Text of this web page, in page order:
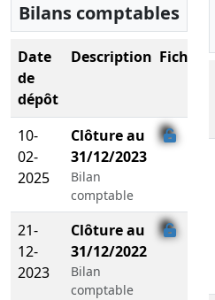
Bilans comptables
Date
de
dépôt
Description Fichier
10-
02-
2025
Clôture au
31/12/2023
Bilan
comptable
21-
12-
2023
Clôture au
31/12/2022
Bilan
comptable